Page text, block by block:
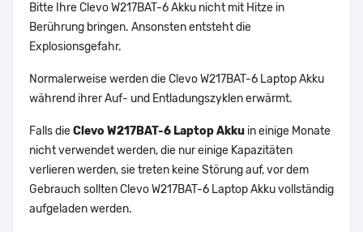
Bitte Ihre Clevo W217BAT-6 Akku nicht mit Hitze in
Berührung bringen. Ansonsten entsteht die
Explosionsgefahr.
Normalerweise werden die Clevo W217BAT-6 Laptop Akku
während ihrer Auf- und Entladungszyklen erwärmt.
Falls dieClevo W217BAT-6 Laptop Akku in einige Monate
nicht verwendet werden, die nur einige Kapazitäten
verlieren werden, sie treten keine Störung auf, vor dem
Gebrauch sollten Clevo W217BAT-6 Laptop Akku vollständig
aufgeladen werden.